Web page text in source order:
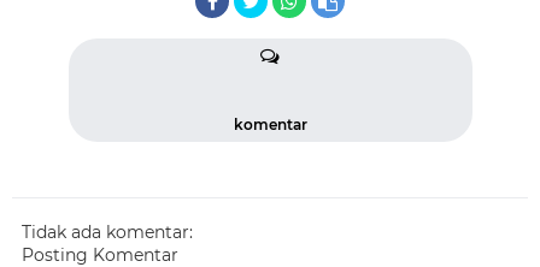
komentar
Tidak ada komentar:
Posting Komentar